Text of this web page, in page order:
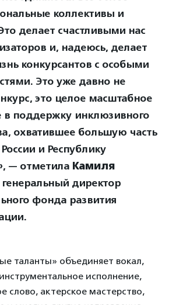
коллективы и
делает счастливыми нас
и, надеюсь, делает
конкурсантов с особыми
Это уже давно не
это целое масштабное
в поддержку инклюзивного
охватившее большую часть
и Республику
— отметила Камиля
генеральный директор
фонда развития
таланты» объединяет вокал,
исполнение,
слово, актерское мастерство,